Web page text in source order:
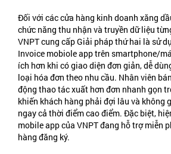
Đối với các cửa hàng kinh doanh xăng
chức năng thu nhận và truyền dữ liệu
VNPT cung cấp Giải pháp thứ hai là sử
Invoice mobiole app trên smartphone/
ích hơn khi có giao diện đơn giản, dễ
loại hóa đơn theo nhu cầu. Nhân viên
động thao tác xuất hơn đơn nhanh gọn
khiến khách hàng phải đợi lâu và không
ngay cả thời điểm cao điểm. Đặc biệt,
mobile app của VNPT đang hỗ trợ miễn
hàng đăng ký.